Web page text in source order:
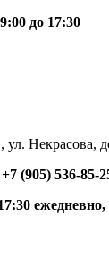
до 17:30
ул. Некрасова,
(905) 536-85-